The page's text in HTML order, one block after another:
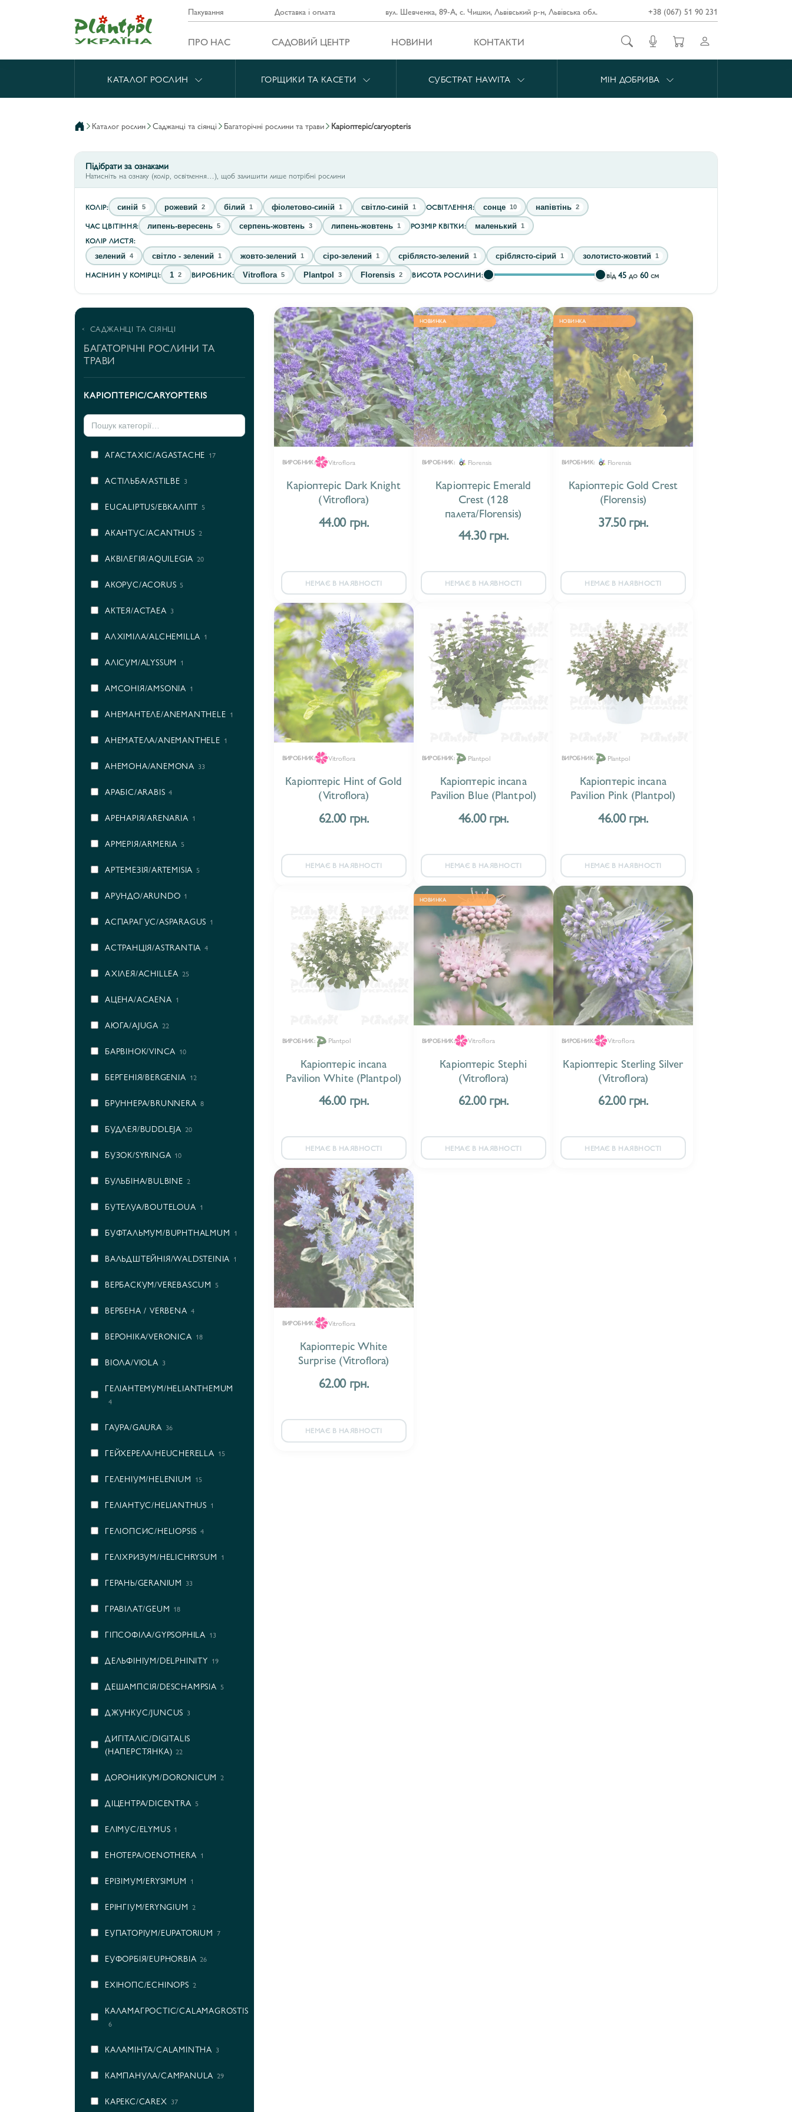
Пакування Доставка і оплата вул. Шевченка, 89-А, с. Чишки, Львівський р-н, Львівська обл. +38 (067) 51 90 231
ПРО НАС САДОВИЙ ЦЕНТР НОВИНИ КОНТАКТИ
КАТАЛОГ РОСЛИН ГОРЩИКИ ТА КАСЕТИ СУБСТРАТ HAWITA МІН ДОБРИВА
каталог рослин саджанці та сіянці багаторічні рослини та трави каріоптеріс/caryopteris
Підібрати за ознаками
Натисніть на ознаку (колір, освітлення…), щоб залишити лише потрібні рослини
КОЛІР: синій 5 рожевий 2 білий 1 фіолетово-синій 1 світло-синій 1 ОСВІТЛЕННЯ: сонце 10 напівтінь 2
ЧАС ЦВІТІННЯ: липень-вересень 5 серпень-жовтень 3 липень-жовтень 1 РОЗМІР КВІТКИ: маленький 1
КОЛІР ЛИСТЯ:
зелений 4 світло - зелений 1 жовто-зелений 1 сіро-зелений 1 сріблясто-зелений 1 сріблясто-сірий 1 золотисто-жовтий 1
НАСІНИН У КОМІРЦІ: 1 2 ВИРОБНИК: Vitroflora 5 Plantpol 3 Florensis 2 ВИСОТА РОСЛИНИ: від45 до60 см
САДЖАНЦІ ТА СІЯНЦІ
БАГАТОРІЧНІ РОСЛИНИ ТА
ТРАВИ
КАРІОПТЕРІС/CARYOPTERIS
AГАСТАХІС/AGASTACHE 17
AСТІЛЬБА/ASTILBE 3
EUCALIPTUS/ЕВКАЛІПТ 5
АКАНТУС/ACANTHUS 2
АКВІЛЕГІЯ/AQUILEGIA 20
АКОРУС/ACORUS 5
АКТЕЯ/ACTAEA 3
АЛХІМІЛА/ALCHEMILLA 1
АЛІСУМ/ALYSSUM 1
АМСОНІЯ/AMSONIA 1
АНЕМАНТЕЛЕ/ANEMANTHELE 1
АНЕМАТЕЛА/ANEMANTHELE 1
АНЕМОНА/ANEMONA 33
АРАБІС/ARABIS 4
АРЕНАРІЯ/ARENARIA 1
АРМЕРІЯ/ARMERIA 5
АРТЕМЕЗІЯ/ARTEMISIA 5
АРУНДО/ARUNDO 1
АСПАРАГУС/ASPARAGUS 1
АСТРАНЦІЯ/ASTRANTIA 4
АХІЛЕЯ/ACHILLEA 25
АЦЕНА/ACAENA 1
АЮГА/AJUGA 22
БАРВІНОК/VINCA 10
БЕРГЕНІЯ/BERGENIA 12
БРУННЕРА/BRUNNERA 8
БУДЛЕЯ/BUDDLEJA 20
БУЗОК/SYRINGA 10
БУЛЬБІНА/BULBINE 2
БУТЕЛУА/BOUTELOUA 1
БУФТАЛЬМУМ/BUPHTHALMUM 1
ВАЛЬДШТЕЙНІЯ/WALDSTEINIA 1
ВЕРБАСКУМ/VEREBASCUM 5
ВЕРБЕНА / VERBENA 4
ВЕРОНІКА/VERONICA 18
ВІОЛА/VIOLA 3
ГEЛІАНТЕМУМ/HELIANTHEMUM
4
ГАУРА/GAURA 36
ГЕЙХЕРЕЛА/HEUCHERELLA 15
ГЕЛЕНІУМ/HELENIUM 15
ГЕЛІАНТУС/HELIANTHUS 1
ГЕЛІОПСИС/HELIOPSIS 4
ГЕЛІХРИЗУМ/HELICHRYSUM 1
ГЕРАНЬ/GERANIUM 33
ГРАВІЛАТ/GEUM 18
ГІПСОФІЛА/GYPSOPHILA 13
ДЕЛЬФІНІУМ/DELPHINITY 19
ДЕШАМПСІЯ/DESCHAMPSIA 5
ДЖУНКУС/JUNCUS 3
ДИГІТАЛІС/DIGITALIS
(НАПЕРСТЯНКА) 22
ДОРОНИКУМ/DORONICUM 2
ДІЦЕНТРА/DICENTRA 5
ЕЛІМУС/ELYMUS 1
ЕНОТЕРА/OENOTHERA 1
ЕРІЗІМУМ/ERYSIMUM 1
ЕРІНГІУМ/ERYNGIUM 2
ЕУПАТОРІУМ/EUPATORIUM 7
ЕУФОРБІЯ/EUPHORBIA 26
ЕХІНОПС/ECHINOPS 2
КАЛАМАГРОСТІС/CALAMAGROSTIS
6
КАЛАМІНТА/CALAMINTHA 3
КАМПАНУЛА/CAMPANULA 29
КАРЕКС/CAREX 37
ВИРОБНИК: Vitroflora
Каріоптеріс Dark Knight
(Vitroflora)
44.00 грн.
НЕМАЄ В НАЯВНОСТІ
НОВИНКА
ВИРОБНИК: Florensis
Каріоптеріс Emerald
Crest (128
палета/Florensis)
44.30 грн.
НЕМАЄ В НАЯВНОСТІ
НОВИНКА
ВИРОБНИК: Florensis
Каріоптеріс Gold Crest
(Florensis)
37.50 грн.
НЕМАЄ В НАЯВНОСТІ
ВИРОБНИК: Vitroflora
Каріоптеріс Hint of Gold
(Vitroflora)
62.00 грн.
НЕМАЄ В НАЯВНОСТІ
ВИРОБНИК: Plantpol
Каріоптеріс incana
Pavilion Blue (Plantpol)
46.00 грн.
НЕМАЄ В НАЯВНОСТІ
ВИРОБНИК: Plantpol
Каріоптеріс incana
Pavilion Pink (Plantpol)
46.00 грн.
НЕМАЄ В НАЯВНОСТІ
ВИРОБНИК: Plantpol
Каріоптеріс incana
Pavilion White (Plantpol)
46.00 грн.
НЕМАЄ В НАЯВНОСТІ
НОВИНКА
ВИРОБНИК: Vitroflora
Каріоптеріс Stephi
(Vitroflora)
62.00 грн.
НЕМАЄ В НАЯВНОСТІ
ВИРОБНИК: Vitroflora
Каріоптеріс Sterling Silver
(Vitroflora)
62.00 грн.
НЕМАЄ В НАЯВНОСТІ
ВИРОБНИК: Vitroflora
Каріоптеріс White
Surprise (Vitroflora)
62.00 грн.
НЕМАЄ В НАЯВНОСТІ